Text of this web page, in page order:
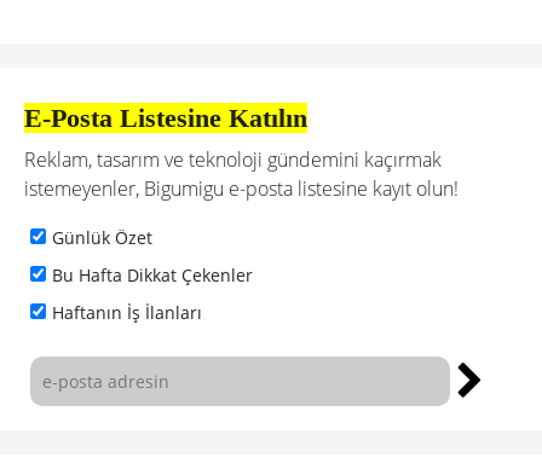
E-Posta Listesine Katılın
Reklam, tasarım ve teknoloji gündemini kaçırmak
istemeyenler, Bigumigu e-posta listesine kayıt olun!
Günlük Özet
Bu Hafta Dikkat Çekenler
Haftanın İş İlanları